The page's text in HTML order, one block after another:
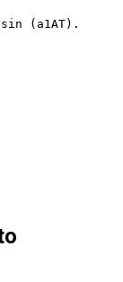
(a1AT).